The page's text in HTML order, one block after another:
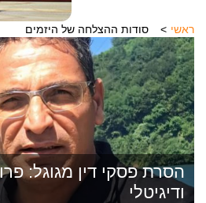
ראשי סודות ההצלחה של היזמים
הסרת פסקי דין מגוגל:
ודיגיטלי